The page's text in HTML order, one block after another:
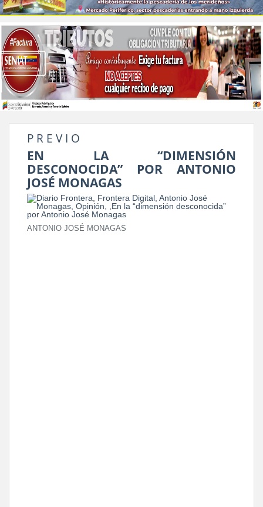
P R E V I O
EN LA “DIMENSIÓN
DESCONOCIDA” POR ANTONIO
JOSÉ MONAGAS
ANTONIO JOSÉ MONAGAS